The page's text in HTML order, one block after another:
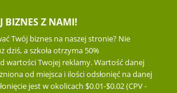
BIZNES Z NAMI!
Twój biznes na naszej stronie? Nie
dziś, a szkoła otrzyma 50%
wartości Twojej reklamy. Wartość danej
od miejsca i ilości odsłonięć na danej
jest w okolicach $0.01-$0.02 (CPV -